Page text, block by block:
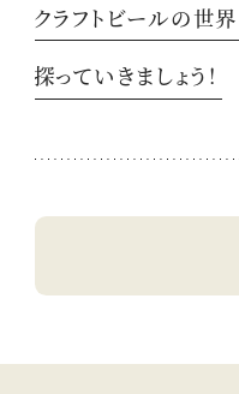
クラフトビールの世
探っていきましょう！